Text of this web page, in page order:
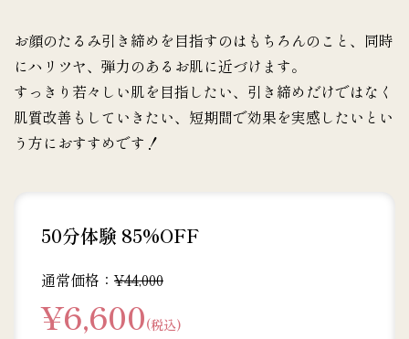
お顔のたるみ引き締めを目指すのはもちろんのこと、同時
にハリツヤ、弾力のあるお肌に近づけます。
すっきり若々しい肌を目指したい、引き締めだけではなく
肌質改善もしていきたい、短期間で効果を実感したいとい
う方におすすめです！
50分体験 85%OFF
通常価格：¥44,000
¥6,600(税込)